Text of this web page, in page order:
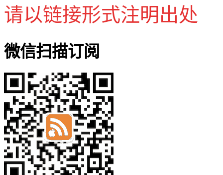
请以链接形式注明出处
微信扫描订阅